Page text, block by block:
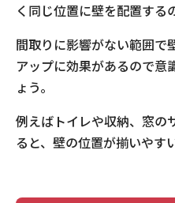
く同じ位置に壁を配置する
間取りに影響がない範囲で
アップに効果があるので意
ょう。
例えばトイレや収納、窓の
ると、壁の位置が揃いやす